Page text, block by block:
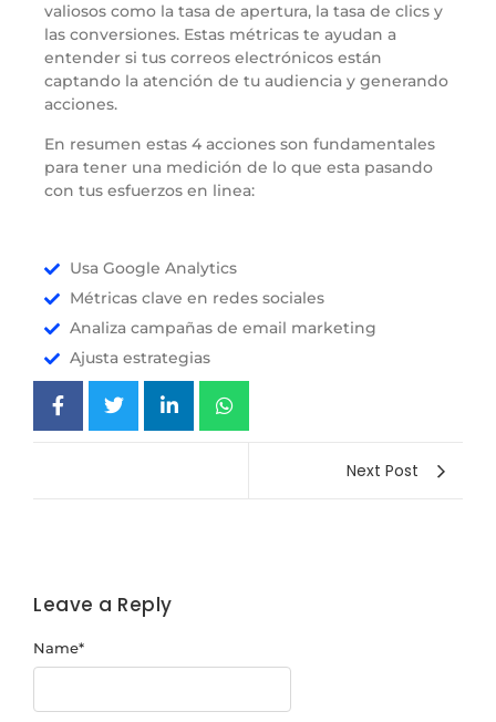
valiosos como la tasa de apertura, la tasa de clics y
las conversiones. Estas métricas te ayudan a
entender si tus correos electrónicos están
captando la atención de tu audiencia y generando
acciones.
En resumen estas 4 acciones son fundamentales
para tener una medición de lo que esta pasando
con tus esfuerzos en linea:
Usa Google Analytics
Métricas clave en redes sociales
Analiza campañas de email marketing
Ajusta estrategias
Next Post
Leave a Reply
Name*